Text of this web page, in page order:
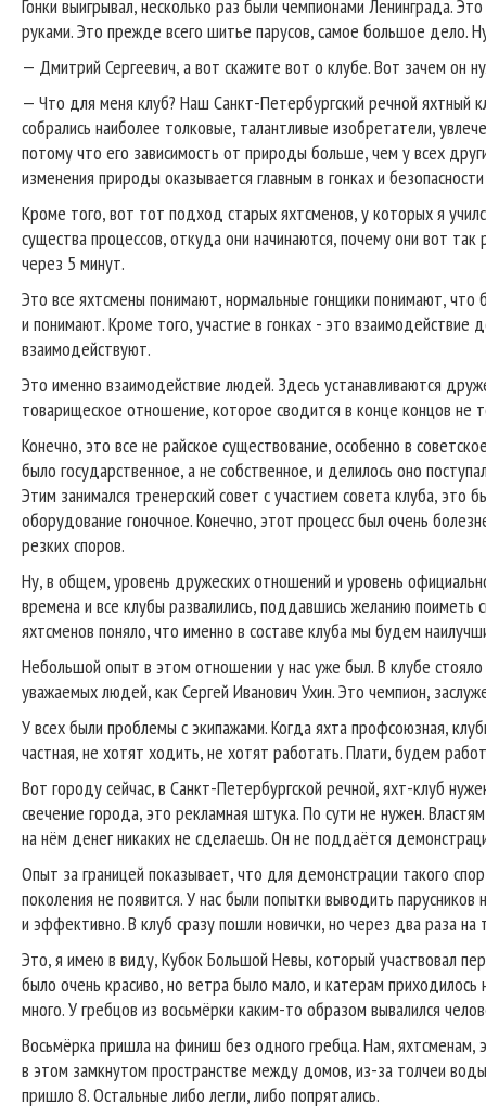
Гонки выигрывал, несколько раз были чемпионами Ленинграда.
руками. Это прежде всего шитье парусов, самое большое дело.
— Дмитрий Сергеевич, а вот скажите вот о клубе. Вот зачем он
— Что для меня клуб? Наш Санкт-Петербургский речной яхтный
собрались наиболее толковые, талантливые изобретатели,
потому что его зависимость от природы больше, чем у всех
изменения природы оказывается главным в гонках и
Кроме того, вот тот подход старых яхтсменов, у которых я
существа процессов, откуда они начинаются, почему они вот
через 5 минут.
Это все яхтсмены понимают, нормальные гонщики понимают,
и понимают. Кроме того, участие в гонках - это
взаимодействуют.
Это именно взаимодействие людей. Здесь устанавливаются
товарищеское отношение, которое сводится в конце концов
Конечно, это все не райское существование, особенно в
было государственное, а не собственное, и делилось оно
Этим занимался тренерский совет с участием совета клуба,
оборудование гоночное. Конечно, этот процесс был очень
резких споров.
Ну, в общем, уровень дружеских отношений и уровень
времена и все клубы развалились, поддавшись желанию
яхтсменов поняло, что именно в составе клуба мы будем
Небольшой опыт в этом отношении у нас уже был. В клубе
уважаемых людей, как Сергей Иванович Ухин. Это чемпион,
У всех были проблемы с экипажами. Когда яхта профсоюзная,
частная, не хотят ходить, не хотят работать. Плати, будем
Вот городу сейчас, в Санкт-Петербургской речной, яхт-клуб
свечение города, это рекламная штука. По сути не нужен.
на нём денег никаких не сделаешь. Он не поддаётся
Опыт за границей показывает, что для демонстрации такого
поколения не появится. У нас были попытки выводить
и эффективно. В клуб сразу пошли новички, но через два раза на
Это, я имею в виду, Кубок Большой Невы, который участвовал
было очень красиво, но ветра было мало, и катерам
много. У гребцов из восьмёрки каким-то образом вывалился
Восьмёрка пришла на финиш без одного гребца. Нам,
в этом замкнутом пространстве между домов, из-за толчеи
пришло 8. Остальные либо легли, либо попрятались.